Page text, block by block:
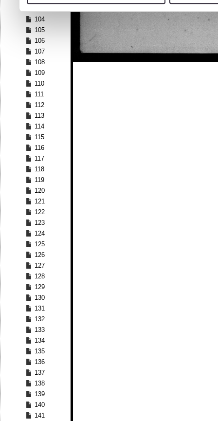
104
105
106
107
108
109
110
111
112
113
114
115
116
117
118
119
120
121
122
123
124
125
126
127
128
129
130
131
132
133
134
135
136
137
138
139
140
141